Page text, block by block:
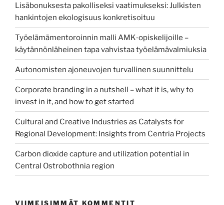
Lisäbonuksesta pakolliseksi vaatimukseksi: Julkisten
hankintojen ekologisuus konkretisoituu
Työelämämentoroinnin malli AMK‑opiskelijoille –
käytännönläheinen tapa vahvistaa työelämävalmiuksia
Autonomisten ajoneuvojen turvallinen suunnittelu
Corporate branding in a nutshell – what it is, why to
invest in it, and how to get started
Cultural and Creative Industries as Catalysts for
Regional Development: Insights from Centria Projects
Carbon dioxide capture and utilization potential in
Central Ostrobothnia region
VIIMEISIMMÄT KOMMENTIT